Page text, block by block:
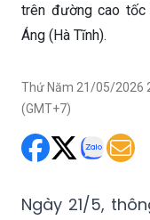
trên đường cao
Áng (Hà Tĩnh).
Thứ Năm 21/05/2026
(GMT+7)
Ngày 21/5,